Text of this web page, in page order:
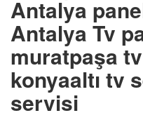
Antalya
Antalya Tv
muratpaşa
konyaaltı tv
servisi